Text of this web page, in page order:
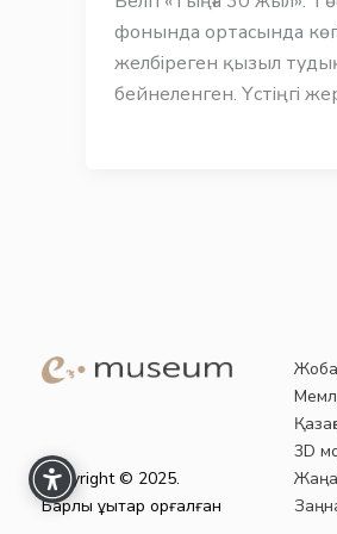
фонында ортасында
желбіреген қызыл
бейнеленген. Үстіңгі
Copyright © 2025.
Барлық құқықтар қорғалған
3D